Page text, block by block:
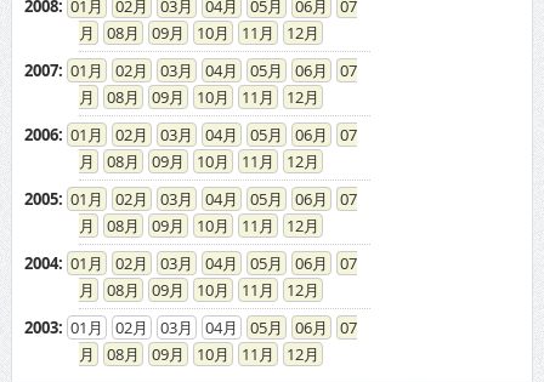
2008: 01 02 03 04 05 06
07
08
09 10 11
12
2007: 01 02 03 04 05 06
07
08
09 10 11
12
2006: 01 02 03 04 05 06
07
08
09 10 11
12
2005: 01 02 03 04 05 06
07
08
09 10 11
12
2004: 01 02 03 04 05 06
07
08
09 10 11
12
2003: 01 02 03 04 05 06
07
08
09 10 11 12